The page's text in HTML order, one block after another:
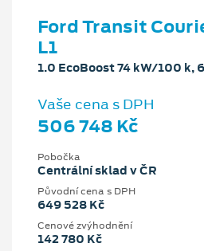
Ford Transit
L1
1.0 EcoBoost 74 kW/100 k,
Vaše cena s DPH
506 748 Kč
Pobočka
Centrální sklad v ČR
Původní cena s DPH
649 528 Kč
Cenové zvýhodnění
142 780 Kč